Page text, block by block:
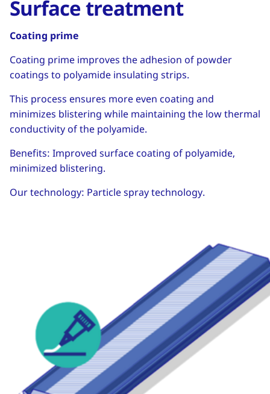
Surface treatment
Coating prime
Coating prime improves the adhesion of powder
coatings to polyamide insulating strips.
This process ensures more even coating and
minimizes blistering while maintaining the low thermal
conductivity of the polyamide.
Benefits: Improved surface coating of polyamide,
minimized blistering.
Our technology: Particle spray technology.